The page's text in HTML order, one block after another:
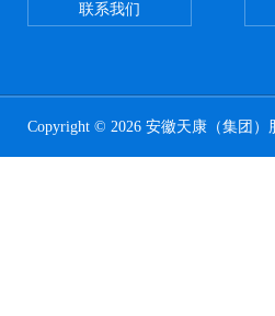
联系我们
Copyright © 2026 安徽天康（集团